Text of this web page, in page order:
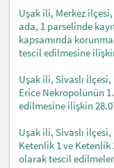
Uşak ili, Merkez
ada, 1 parselinde
kapsamında
tescil edilmesine
Uşak ili, Sivaslı ilçesi,
Erice Nekropolünün
edilmesine ilişkin
Uşak ili, Sivaslı
Ketenlik 1 ve
olarak tescil